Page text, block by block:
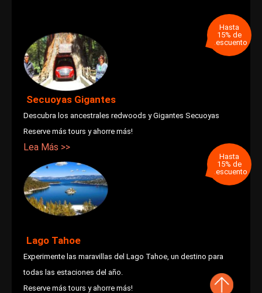
Hasta
15% de
descuento
Secuoyas Gigantes
Descubra los ancestrales redwoods y Gigantes Secuoyas
Reserve más tours y ahorre más!
Lea Más >>
Hasta
15% de
descuento
Lago Tahoe
Experimente las maravillas del Lago Tahoe, un destino para
todas las estaciones del año.
Reserve más tours y ahorre más!